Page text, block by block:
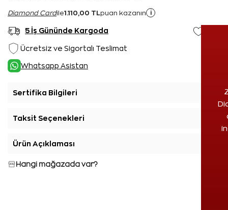
Diamond Cardile1.110,00 TL puan kazanın i
5 İş Gününde Kargoda
Ücretsiz ve Sigortalı Teslimat
Whatsapp Asistan
Sertifika Bilgileri
Taksit Seçenekleri
Ürün Açıklaması
Hangi mağazada var?